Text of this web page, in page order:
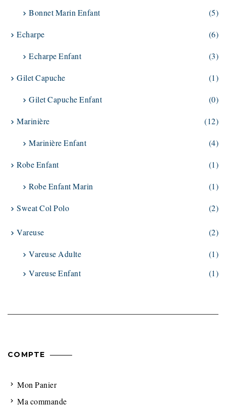
Bonnet Marin Enfant (5)
Echarpe (6)
Echarpe Enfant (3)
Gilet Capuche (1)
Gilet Capuche Enfant (0)
Marinière (12)
Marinière Enfant (4)
Robe Enfant (1)
Robe Enfant Marin (1)
Sweat Col Polo (2)
Vareuse (2)
Vareuse Adulte
(1)
Vareuse Enfant
(1)
COMPTE
Mon Panier
Ma commande